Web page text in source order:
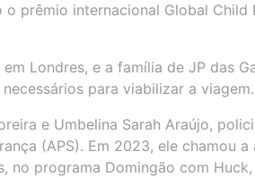
prêmio internacional Global
Londres, e a família de JP das
para viabilizar a viagem.
e Umbelina Sarah Araújo,
(APS). Em 2023, ele chamou
no programa Domingão com